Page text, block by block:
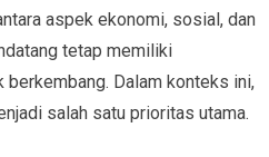
aspek ekonomi, sosial, dan
tetap memiliki
berkembang. Dalam konteks ini,
salah satu prioritas utama.